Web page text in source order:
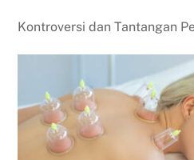
Kontroversi dan Tantangan